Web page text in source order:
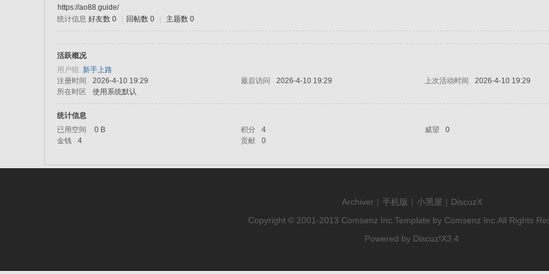
https://ao88.guide/
统计信息 好友数 0 回帖数 0 主题数 0
活跃概况
用户组 新手上路
注册时间
2026-4-10 19:29 最后访问 2026-4-10 19:29 上次活动时间
2026-4-10 19:29
所在时区
使用系统默认
统计信息
已用空间
0 B 积分 4 威望
0
金钱
4 贡献 0
Archiver | 手机版 | 小黑屋 | DiscuzX
Copyright © 2001-2013 Comsenz Inc. Template by Comsenz Inc. All Rights
Powered by Discuz!X3.4